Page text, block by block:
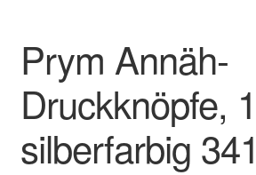
Versand
Vertrag widerrufen
Warenkorb
Prym Annäh-
Druckknöpfe,
silberfarbig